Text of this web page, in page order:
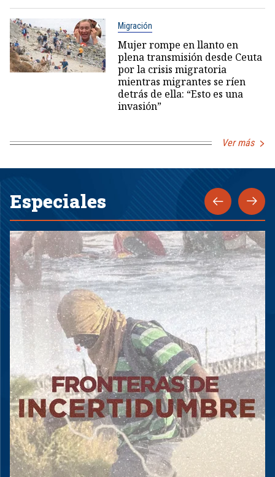
Migración
Mujer rompe en llanto en
plena transmisión desde Ceuta
por la crisis migratoria
mientras migrantes se ríen
detrás de ella: “Esto es una
invasión”
Ver más
Especiales